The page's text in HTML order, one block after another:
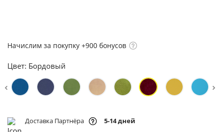
Начислим за покупку +900 бонусов
Цвет: Бордовый
Доставка Партнёра 5-14 дней